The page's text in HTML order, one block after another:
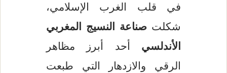
في قلب الغرب الإسلامي،
شكلتصناعة النسيج المغربي
الأندلسيأحد أبرز مظاهر
الرقي والازدهار التي طبعت